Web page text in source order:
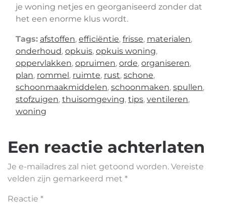
je woning netjes en georganiseerd zonder dat
het een enorme klus wordt.
Tags: afstoffen, efficiëntie, frisse, materialen,
onderhoud, opkuis, opkuis woning,
oppervlakken, opruimen, orde, organiseren,
plan, rommel, ruimte, rust, schone,
schoonmaakmiddelen, schoonmaken, spullen,
stofzuigen, thuisomgeving, tips, ventileren,
woning
Een reactie achterlaten
Je e-mailadres zal niet getoond worden. Vereiste
velden zijn gemarkeerd met *
Reactie *